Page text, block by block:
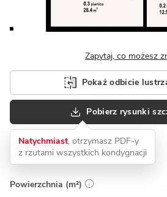
Zapytaj, co możesz
Pokaż odbicie
Pobierz rysunki
Natychmiast, otrzymasz PDF-y
z rzutami wszystkich kondygnacji
Powierzchnia (m²)